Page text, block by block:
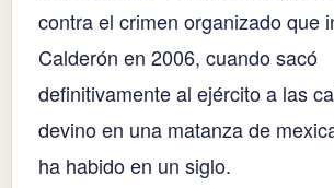
contra el crimen organizado que
Calderón en 2006, cuando sacó
definitivamente al ejército a las
devino en una matanza de
ha habido en un siglo.